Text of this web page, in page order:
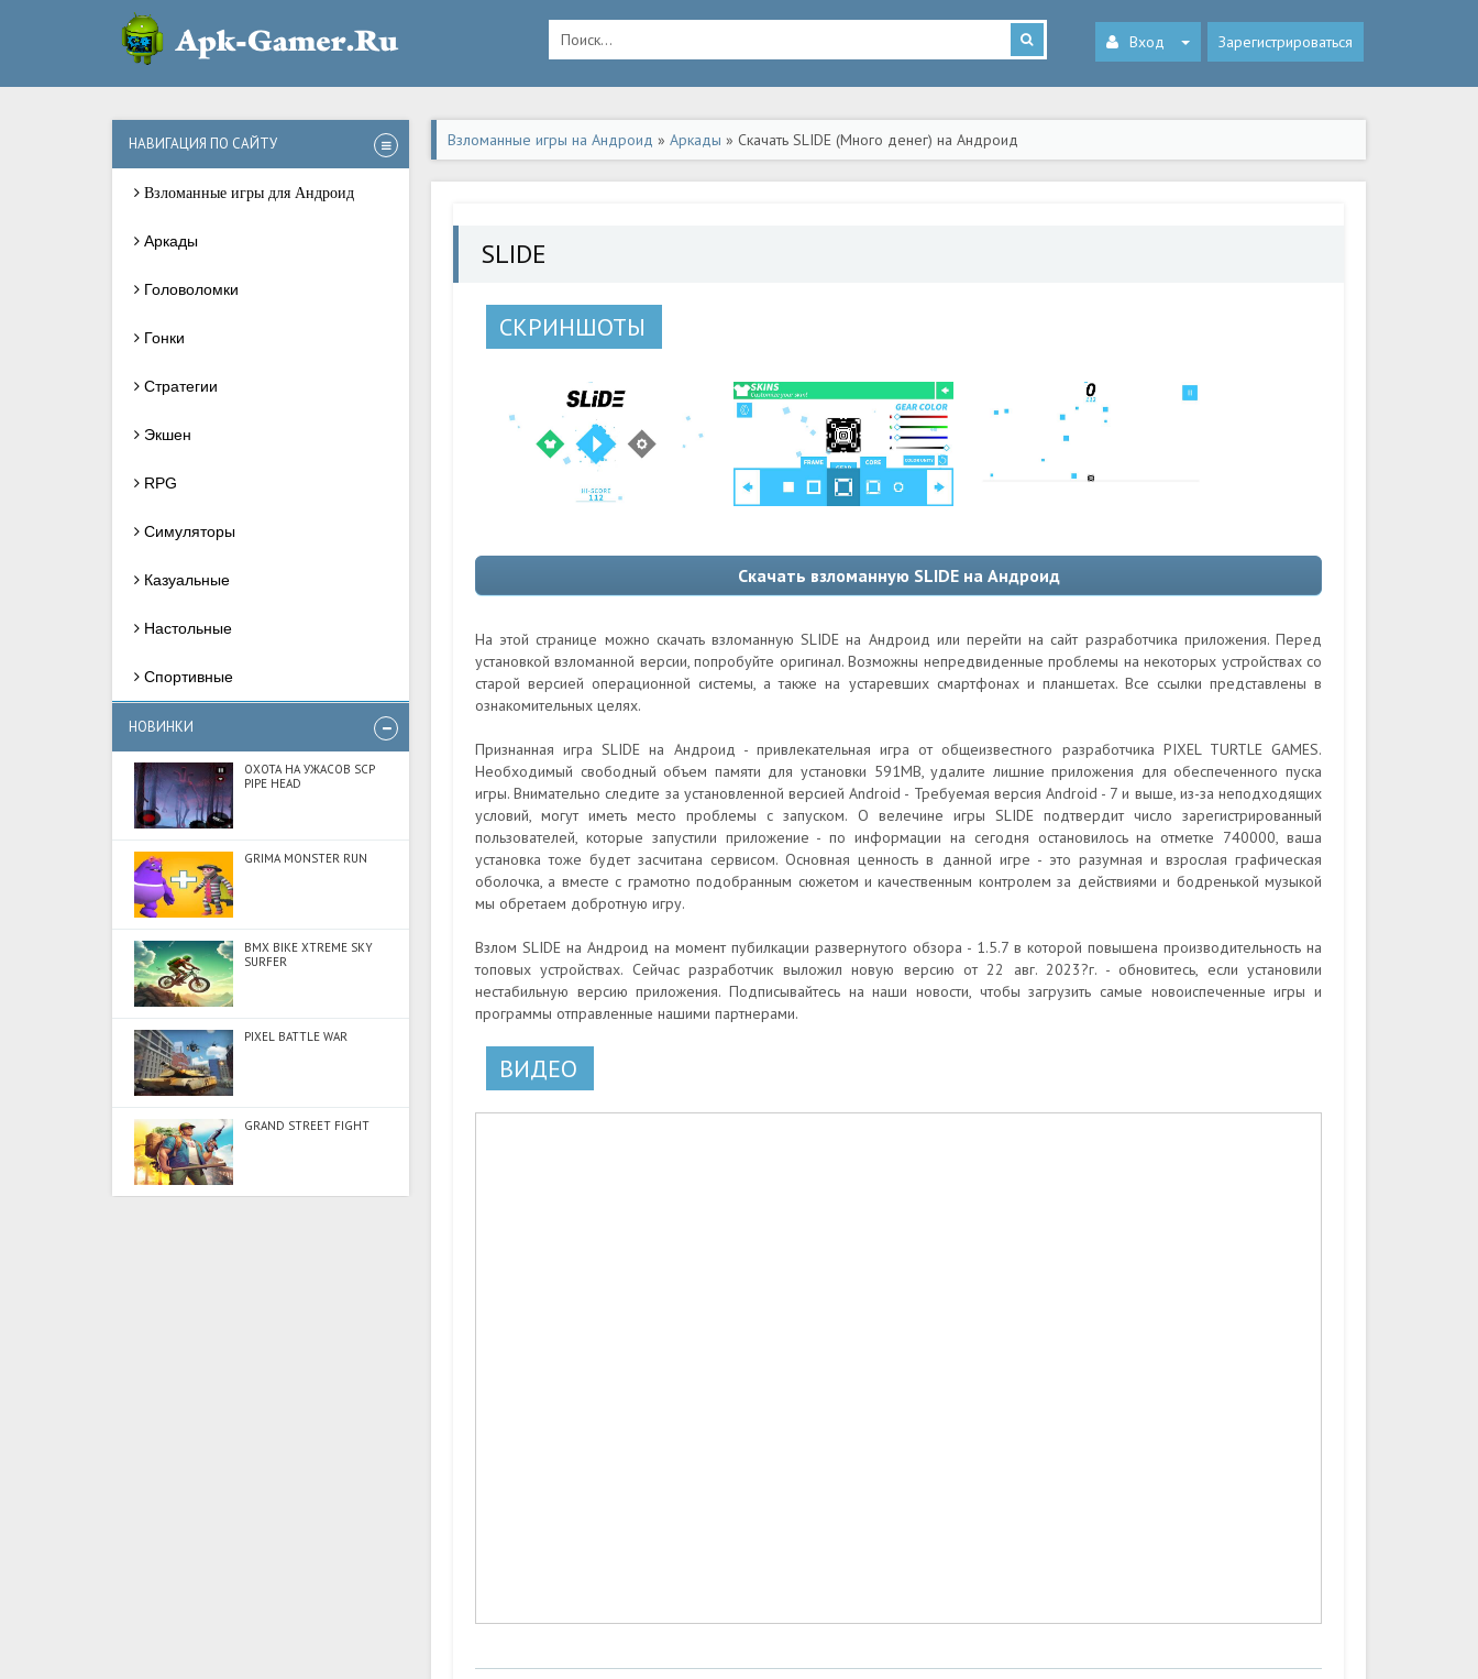
Вход Зарегистрироваться
НАВИГАЦИЯ ПО САЙТУ
Взломанные игры для Андроид
Аркады
Головоломки
Гонки
Стратегии
Экшен
RPG
Симуляторы
Казуальные
Настольные
Спортивные
НОВИНКИ
ОХОТА НА УЖАСОВ SCP
PIPE HEAD
GRIMA MONSTER RUN
BMX BIKE XTREME SKY
SURFER
PIXEL BATTLE WAR
GRAND STREET FIGHT
Взломанные игры на Андроид » Аркады » Скачать SLIDE (Много денег) на Андроид
SLIDE
СКРИНШОТЫ
Скачать взломанную SLIDE на Андроид
На этой странице можно скачать взломанную SLIDE на Андроид или перейти на сайт разработчика приложения. Перед
установкой взломанной версии, попробуйте оригинал. Возможны непредвиденные проблемы на некоторых устройствах со
старой версией операционной системы, а также на устаревших смартфонах и планшетах. Все ссылки представлены в
ознакомительных целях.
Признанная игра SLIDE на Андроид - привлекательная игра от общеизвестного разработчика PIXEL TURTLE GAMES.
Необходимый свободный объем памяти для установки 591MB, удалите лишние приложения для обеспеченного пуска
игры. Внимательно следите за установленной версией Android - Требуемая версия Android - 7 и выше, из-за неподходящих
условий, могут иметь место проблемы с запуском. О велечине игры SLIDE подтвердит число зарегистрированный
пользователей, которые запустили приложение - по информации на сегодня остановилось на отметке 740000, ваша
установка тоже будет засчитана сервисом. Основная ценность в данной игре - это разумная и взрослая графическая
оболочка, а вместе с грамотно подобранным сюжетом и качественным контролем за действиями и бодренькой музыкой
мы обретаем добротную игру.
Взлом SLIDE на Андроид на момент пубилкации развернутого обзора - 1.5.7 в которой повышена производительность на
топовых устройствах. Сейчас разработчик выложил новую версию от 22 авг. 2023?г. - обновитесь, если установили
нестабильную версию приложения. Подписывайтесь на наши новости, чтобы загрузить самые новоиспеченные игры и
программы отправленные нашими партнерами.
ВИДЕО